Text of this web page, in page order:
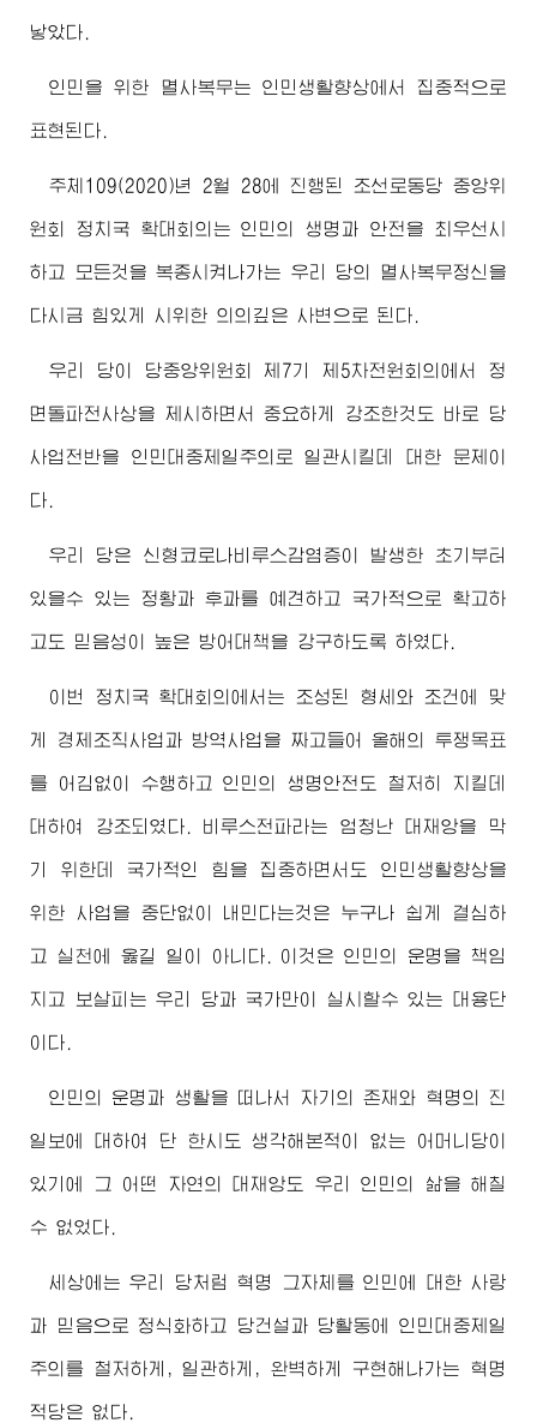
낳았다.
인민을 위한 멸사복무는 인민생활향상에서 집중적으로
표현된다.
주체109(2020)년 2월 28에 진행된 조선로동당 중앙위
원회 정치국 확대회의는 인민의 생명과 안전을 최우선시
하고 모든것을 복종시켜나가는 우리 당의 멸사복무정신을
다시금 힘있게 시위한 의의깊은 사변으로 된다.
우리 당이 당중앙위원회 제7기 제5차전원회의에서 정
면돌파전사상을 제시하면서 중요하게 강조한것도 바로 당
사업전반을 인민대중제일주의로 일관시킬데 대한 문제이
다.
우리 당은 신형코로나비루스감염증이 발생한 초기부터
있을수 있는 정황과 후과를 예견하고 국가적으로 확고하
고도 믿음성이 높은 방어대책을 강구하도록 하였다.
이번 정치국 확대회의에서는 조성된 형세와 조건에 맞
게 경제조직사업과 방역사업을 짜고들어 올해의 투쟁목표
를 어김없이 수행하고 인민의 생명안전도 철저히 지킬데
대하여 강조되였다. 비루스전파라는 엄청난 대재앙을 막
기 위한데 국가적인 힘을 집중하면서도 인민생활향상을
위한 사업을 중단없이 내민다는것은 누구나 쉽게 결심하
고 실천에 옳길 일이 아니다. 이것은 인민의 운명을 책임
지고 보살피는 우리 당과 국가만이 실시할수 있는 대용단
이다.
인민의 운명과 생활을 떠나서 자기의 존재와 혁명의 진
일보에 대하여 단 한시도 생각해본적이 없는 어머니당이
있기에 그 어떤 자연의 대재앙도 우리 인민의 삶을 해칠
수 없었다.
세상에는 우리 당처럼 혁명 그자체를 인민에 대한 사랑
과 믿음으로 정식화하고 당건설과 당활동에 인민대중제일
주의를 철저하게, 일관하게, 완벽하게 구현해나가는 혁명
적당은 없다.